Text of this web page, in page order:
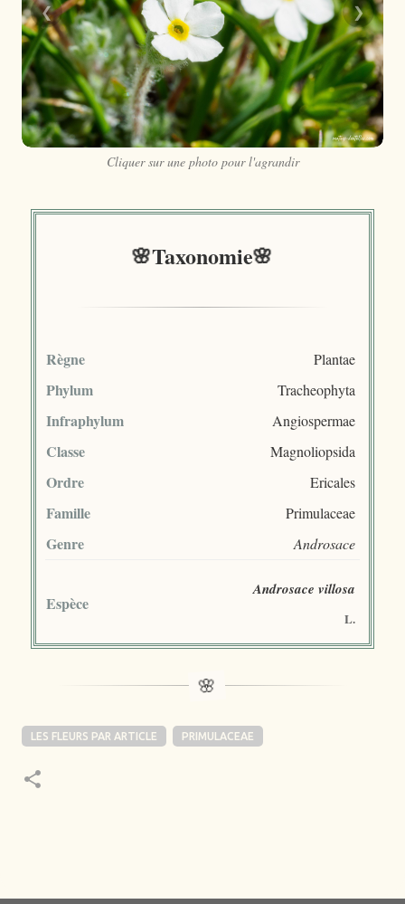
❮ ❯
Cliquer sur une photo pour l'agrandir
Taxonomie
Règne Plantae
Phylum Tracheophyta
Infraphylum Angiospermae
Classe Magnoliopsida
Ordre Ericales
Famille Primulaceae
Genre Androsace
Espèce
Androsace villosa
L.
LES FLEURS PAR ARTICLE PRIMULACEAE